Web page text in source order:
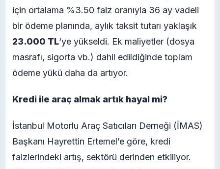
için ortalama %3.50 faiz oranıyla 36 ay vadeli
bir ödeme planında, aylık taksit tutarı yaklaşık
23.000 TL‘ye yükseldi. Ek maliyetler (dosya
masrafı, sigorta vb.) dahil edildiğinde toplam
ödeme yükü daha da artıyor.
Kredi ile araç almak artık hayal mi?
İstanbul Motorlu Araç Satıcıları Derneği (İMAS)
Başkanı Hayrettin Ertemel’e göre, kredi
faizlerindeki artış, sektörü derinden etkiliyor.